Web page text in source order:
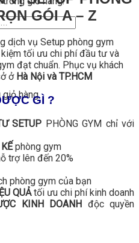
hàng.
GÓI A – Z
dịch vụ Setup phòng gym
tối ưu chi phí đầu tư và
đạt chuẩn. Phục vụ khách
ở Hà Nội và TP.HCM
GÌ ?
SETUP PHÒNG GYM chỉ với
phòng gym
trợ lên đến 20%
phòng gym của bạn
QUẢtối ưu chi phí kinh doanh
KINH DOANH
độc quyền